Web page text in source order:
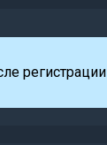
регистрации